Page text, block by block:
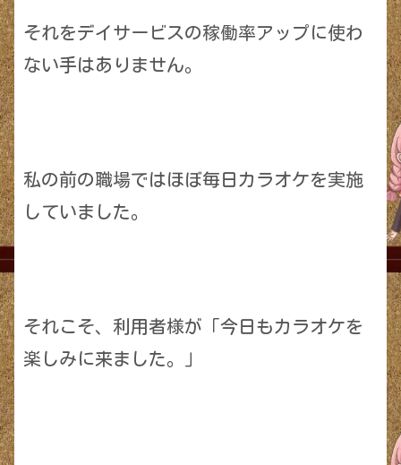
それをデイサービスの稼働率アップに使わ
ない手はありません。
私の前の職場ではほぼ毎日カラオケを実施
していました。
それこそ、利用者様が「今日もカラオケを
楽しみに来ました。」